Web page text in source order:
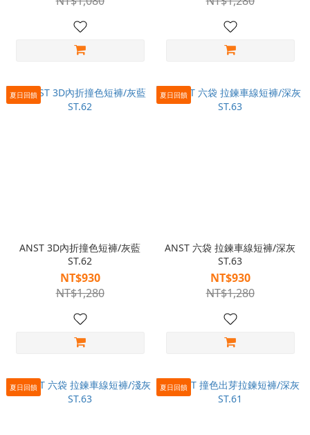
夏日回饋
ANST 3D內折撞色短褲/灰藍
ST.62
NT$930
NT$1,280
夏日回饋
ANST 六袋 拉鍊車線短褲/深灰
ST.63
NT$930
NT$1,280
夏日回饋 夏日回饋